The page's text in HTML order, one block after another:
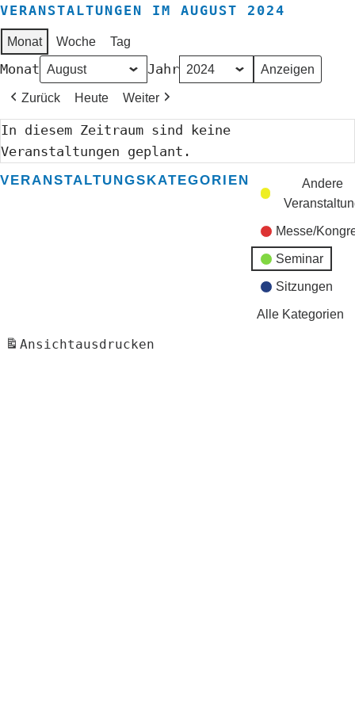
VERANSTALTUNGEN IM AUGUST 2024
Monat Woche Tag
Monat Jahr
Zurück Heute Weiter
In diesem Zeitraum sind keine
Veranstaltungen geplant.
VERANSTALTUNGSKATEGORIEN
Andere
Messe/
Seminar
Sitzungen
Alle Kategorien
Ansichtausdrucken